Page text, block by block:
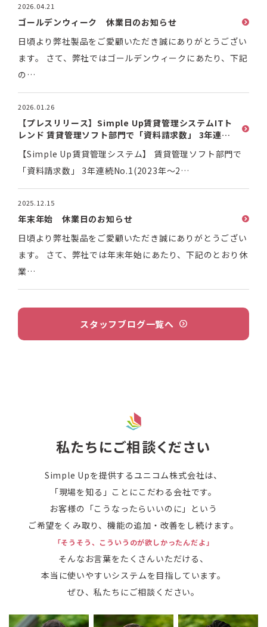
スタッフブログ一覧へ
2026.04.21
ゴールデンウィーク 休業日のお知らせ
日頃より弊社製品をご愛顧いただき誠にありがとうござい
ます。 さて、弊社ではゴールデンウィークにあたり、下記
の…
2026.01.26
【プレスリリース】Simple Up賃貸管理システムITト
レンド 賃貸管理ソフト部門で「資料請求数」 3年連続
【Simple Up賃貸管理システム】 賃貸管理ソフト部門で
「資料請求数」 3年連続No.1(2023年～2…
2025.12.15
年末年始 休業日のお知らせ
日頃より弊社製品をご愛顧いただき誠にありがとうござい
ます。 さて、弊社では年末年始にあたり、下記のとおり休
業…
私たちにご相談ください
Simple Upを提供するユニコム株式会社は、
「現場を知る」ことにこだわる会社です。
お客様の「こうなったらいいのに」という
ご希望をくみ取り、機能の追加・改善をし続けます。
「そうそう、こういうのが欲しかったんだよ」
そんなお言葉をたくさんいただける、
本当に使いやすいシステムを目指しています。
ぜひ、私たちにご相談ください。